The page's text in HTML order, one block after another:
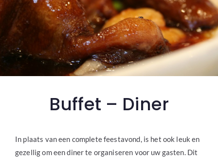
Buffet – Diner
In plaats van een complete feestavond, is het ook leuk en
gezellig om een diner te organiseren voor uw gasten. Dit